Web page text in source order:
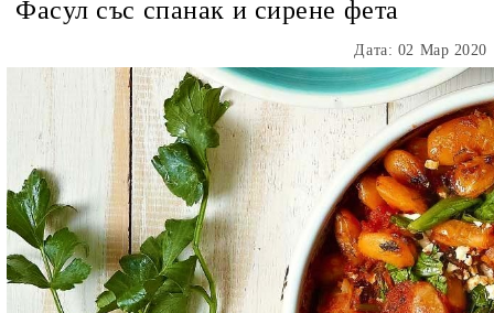
Фасул със спанак и сирене фета
Дата: 02 Мар 2020